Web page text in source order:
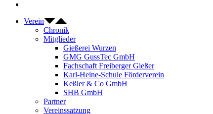
Verein
Chronik
Mitglieder
Gießerei Wurzen
GMG GussTec GmbH
Fachschaft Freiberger Gießer
Karl-Heine-Schule Förderverein
Keßler & Co GmbH
SHB GmbH
Partner
Vereinssatzung